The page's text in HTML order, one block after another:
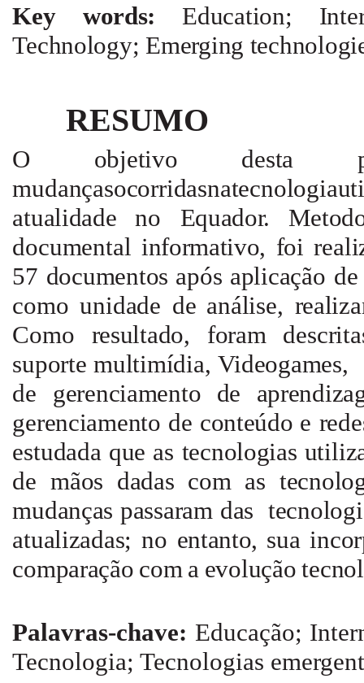
Key words: Education;
Technology; Emerging
RESUMO
O objetivo desta
atualidadeno Equador.
documental informativo, foi
57 documentos após aplicação de
comounidade de análise,
Como resultado, foram
suporte multimídia,
de gerenciamento de
gerenciamento de conteúdo e
estudada que as tecnologias
de mãos dadas com as
mudanças passaram das
atualizadas; no entanto, sua
comparação com a evolução
Palavras-chave: Educação;
Tecnologia; Tecnologias